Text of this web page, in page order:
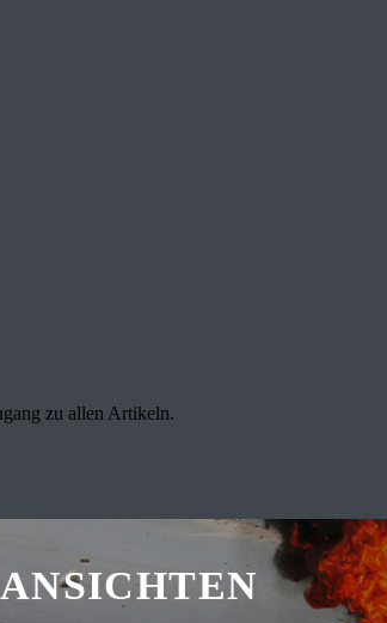
zu allen Artikeln.